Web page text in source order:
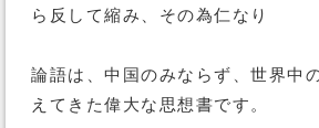
ら反して縮み、その為仁なり
論語は、中国のみならず、世界中
えてきた偉大な思想書です。